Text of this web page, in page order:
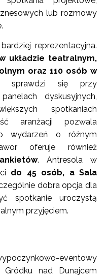
lub rozmowy
reprezentacyjna.
układzie teatralnym,
oraz 110 osób w
sprawdzi się przy
dyskusyjnych,
spotkaniach
aranżacji pozwala
wydarzeń o różnym
oferuje również
. Antresola w
do 45 osób, a Sala
dobra opcja dla
spotkanie uroczystą
przyjęciem.
eventowy
nad Dunajcem